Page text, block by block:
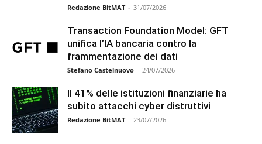
Redazione BitMAT - 31/07/2026
Transaction Foundation Model: GFT
unifica l’IA bancaria contro la
frammentazione dei dati
Stefano Castelnuovo - 24/07/2026
Il 41% delle istituzioni finanziarie ha
subito attacchi cyber distruttivi
Redazione BitMAT - 23/07/2026